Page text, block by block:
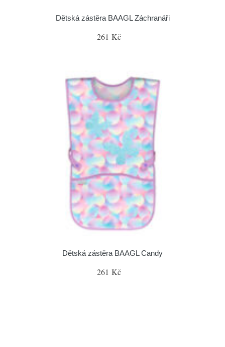
Dětská zástěra BAAGL Záchranáři
261 Kč
Dětská zástěra BAAGL Candy
261 Kč